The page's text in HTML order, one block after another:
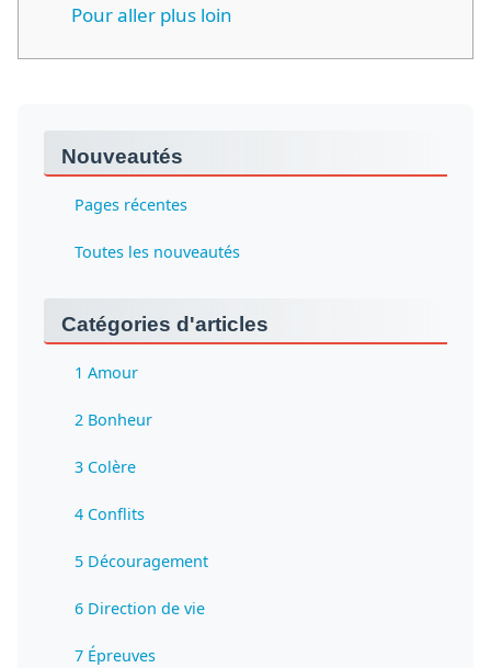
Pour aller plus loin
Nouveautés
Pages récentes
Toutes les nouveautés
Catégories d'articles
1 Amour
2 Bonheur
3 Colère
4 Conflits
5 Découragement
6 Direction de vie
7 Épreuves